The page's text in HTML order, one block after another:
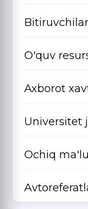
Bitiruvchilar
O'quv
Axborot
Universitet
Ochiq